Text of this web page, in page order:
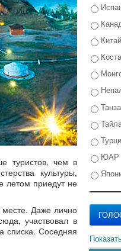
туристов, чем в
культуры,
летом приедут не
месте. Даже лично
участвовал в
списка. Соседняя
Китай
ЮАР